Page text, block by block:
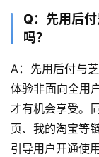
Q：先用后
吗？
A：先用后付与
体验非面向全用
才有机会享受。
页、我的淘宝等
引导用户开通使用